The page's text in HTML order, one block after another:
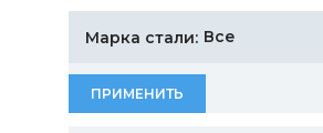
Марка стали: Все
ПРИМЕНИТЬ